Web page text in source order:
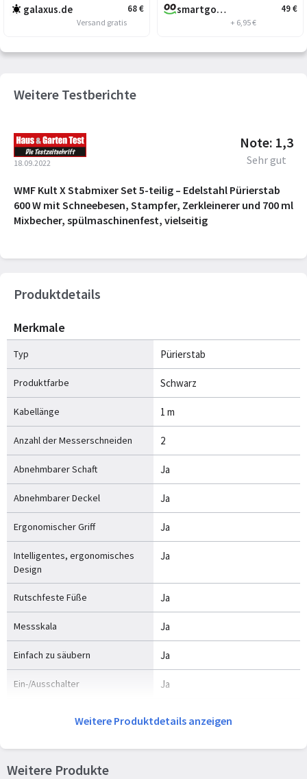
68€
galaxus.de
Versand gratis
49€
smartgoods.de
+ 6,95 €
Weitere Testberichte
18.09.2022
Note: 1,3
Sehr gut
WMF Kult X Stabmixer Set 5-teilig – Edelstahl Pürierstab
600 W mit Schneebesen, Stampfer, Zerkleinerer und 700 ml
Mixbecher, spülmaschinenfest, vielseitig
Produktdetails
Merkmale
Typ Pürierstab
Produktfarbe Schwarz
Kabellänge 1 m
Anzahl der Messerschneiden 2
Abnehmbarer Schaft Ja
Abnehmbarer Deckel Ja
Ergonomischer Griff Ja
Intelligentes, ergonomisches
Design
Ja
Rutschfeste Füße Ja
Messskala Ja
Einfach zu säubern Ja
Ein-/Ausschalter Ja
Schaftmaterial Edelstahl
Weitere Produktdetails anzeigen
Weitere Produkte